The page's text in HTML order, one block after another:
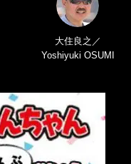
大住良之／
Yoshiyuki OSUMI